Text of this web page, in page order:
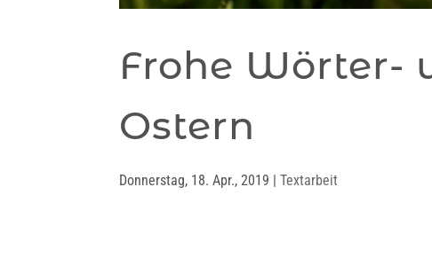
Frohe Wörter-
Ostern
Donnerstag, 18. Apr., 2019 |Textarbeit